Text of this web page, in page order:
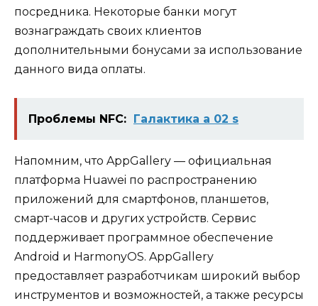
посредника. Некоторые банки могут
вознаграждать своих клиентов
дополнительными бонусами за использование
данного вида оплаты.
Проблемы NFC: Галактика а 02 s
Напомним, что AppGallery — официальная
платформа Huawei по распространению
приложений для смартфонов, планшетов,
смарт-часов и других устройств. Сервис
поддерживает программное обеспечение
Android и HarmonyOS. AppGallery
предоставляет разработчикам широкий выбор
инструментов и возможностей, а также ресурсы